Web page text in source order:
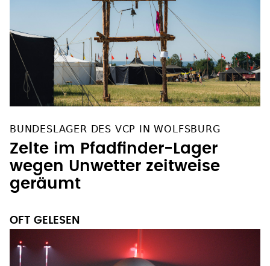
Zelte im Pfadfinder-Lager
wegen Unwetter zeitweise
geräumt